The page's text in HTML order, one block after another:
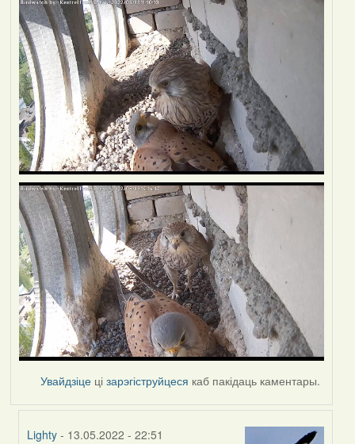
Увайдзіце цізарэгіструйцеся каб пакідаць каментары.
Lighty - 13.05.2022 - 22:51